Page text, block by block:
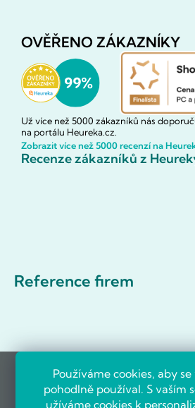
Používáme cookies, aby
pohodlně používal. S vaším
užíváme cookies k
OVĚŘENO ZÁKAZNÍKY
Už více než 5000 zákazníků nás
na portálu Heureka.cz.
Zobrazit více než 5000 recenzí na
Recenze zákazníků z
Reference firem